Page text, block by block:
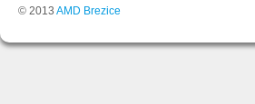
© 2013 AMD Brezice